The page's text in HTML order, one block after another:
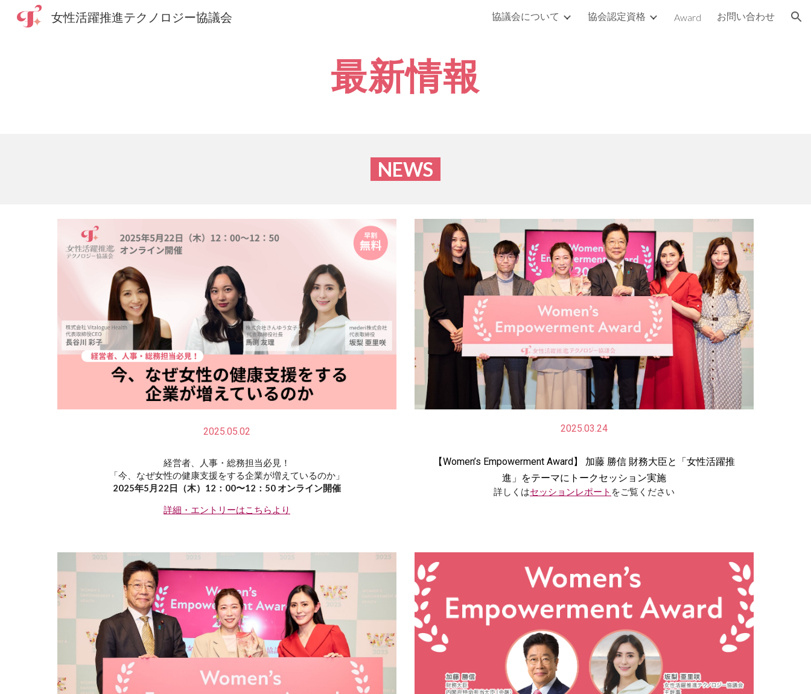
Skip to navigation
女性活躍推進テクノロジー協議会 協議会について 協会認定資格 Award お問い合わせ
最新情報
NEWS
2025.05.02
経営者、人事・総務担当必見！
「今、なぜ女性の健康支援をする企業が増えているのか」
2025年5月22日（木）12：00〜12：50 オンライン開催
詳細・エントリーはこちらより
2025.03.24
【Women’s Empowerment Award】 加藤 勝信 財務大臣と「女性活躍推
進」をテーマにトークセッション実施
詳しくはセッションレポート をご覧ください